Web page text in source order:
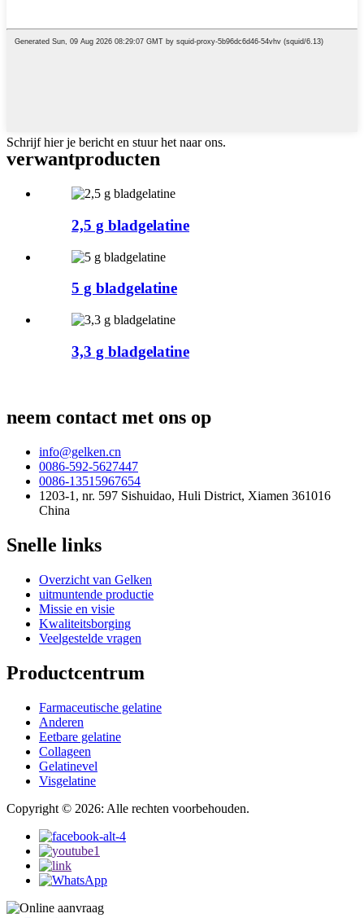
Schrijf hier je bericht en stuur het naar ons.
verwantproducten
2,5 g bladgelatine
5 g bladgelatine
3,3 g bladgelatine
neem contact met ons op
info@gelken.cn
0086-592-5627447
0086-13515967654
1203-1, nr. 597 Sishuidao, Huli District, Xiamen 361016
China
Snelle links
Overzicht van Gelken
uitmuntende productie
Missie en visie
Kwaliteitsborging
Veelgestelde vragen
Productcentrum
Farmaceutische gelatine
Anderen
Eetbare gelatine
Collageen
Gelatinevel
Visgelatine
Copyright © 2026: Alle rechten voorbehouden.